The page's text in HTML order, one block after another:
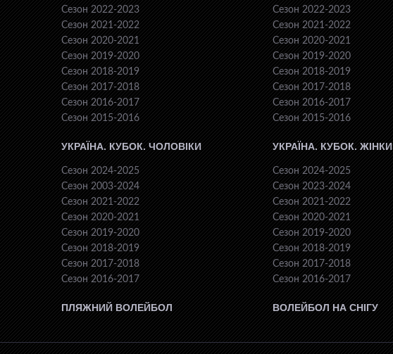
Сезон 2022-2023
Сезон 2021-2022
Сезон 2020-2021
Сезон 2019-2020
Сезон 2018-2019
Сезон 2017-2018
Сезон 2016-2017
Сезон 2015-2016
Сезон 2022-2023
Сезон 2021-2022
Сезон 2020-2021
Сезон 2019-2020
Сезон 2018-2019
Сезон 2017-2018
Сезон 2016-2017
Сезон 2015-2016
УКРАЇНА. КУБОК. ЧОЛОВІКИ
Сезон 2024-2025
Сезон 2003-2024
Сезон 2021-2022
Сезон 2020-2021
Сезон 2019-2020
Сезон 2018-2019
Сезон 2017-2018
Сезон 2016-2017
УКРАЇНА. КУБОК. ЖІНКИ
Сезон 2024-2025
Сезон 2023-2024
Сезон 2021-2022
Сезон 2020-2021
Сезон 2019-2020
Сезон 2018-2019
Сезон 2017-2018
Сезон 2016-2017
ПЛЯЖНИЙ ВОЛЕЙБОЛ ВОЛЕЙБОЛ НА СНІГУ